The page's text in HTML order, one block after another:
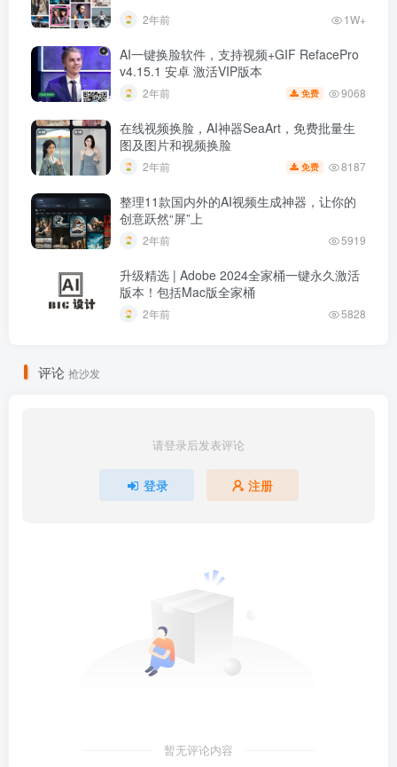
2年前 1W+
AI一键换脸软件，支持视频+GIF RefacePro
v4.15.1 安卓 激活VIP版本
2年前 免费 9068
在线视频换脸，AI神器SeaArt，免费批量生
图及图片和视频换脸
2年前 免费 8187
整理11款国内外的AI视频生成神器，让你的
创意跃然“屏”上
2年前 5919
升级精选 | Adobe 2024全家桶一键永久激活
版本！包括Mac版全家桶
2年前 5828
评论 抢沙发
请登录后发表评论
登录 注册
暂无评论内容